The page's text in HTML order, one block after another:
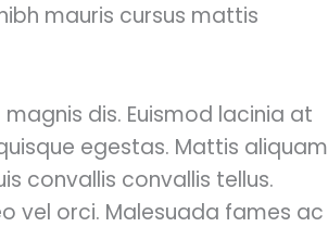
mauris cursus mattis
dis. Euismod lacinia at
egestas. Mattis aliquam
convallis convallis tellus.
vel orci. Malesuada fames ac